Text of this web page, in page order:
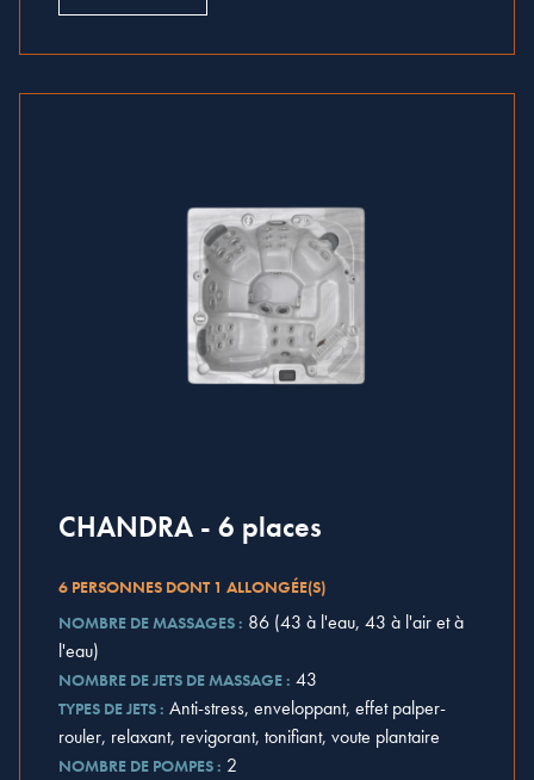
CHANDRA - 6 places
6 PERSONNES DONT 1 ALLONGÉE(S)
NOMBRE DE MASSAGES : 86 (43 à l'eau, 43 à l'air et à
l'eau)
NOMBRE DE JETS DE MASSAGE : 43
TYPES DE JETS : Anti-stress, enveloppant, effet palper-
rouler, relaxant, revigorant, tonifiant, voute plantaire
NOMBRE DE POMPES : 2